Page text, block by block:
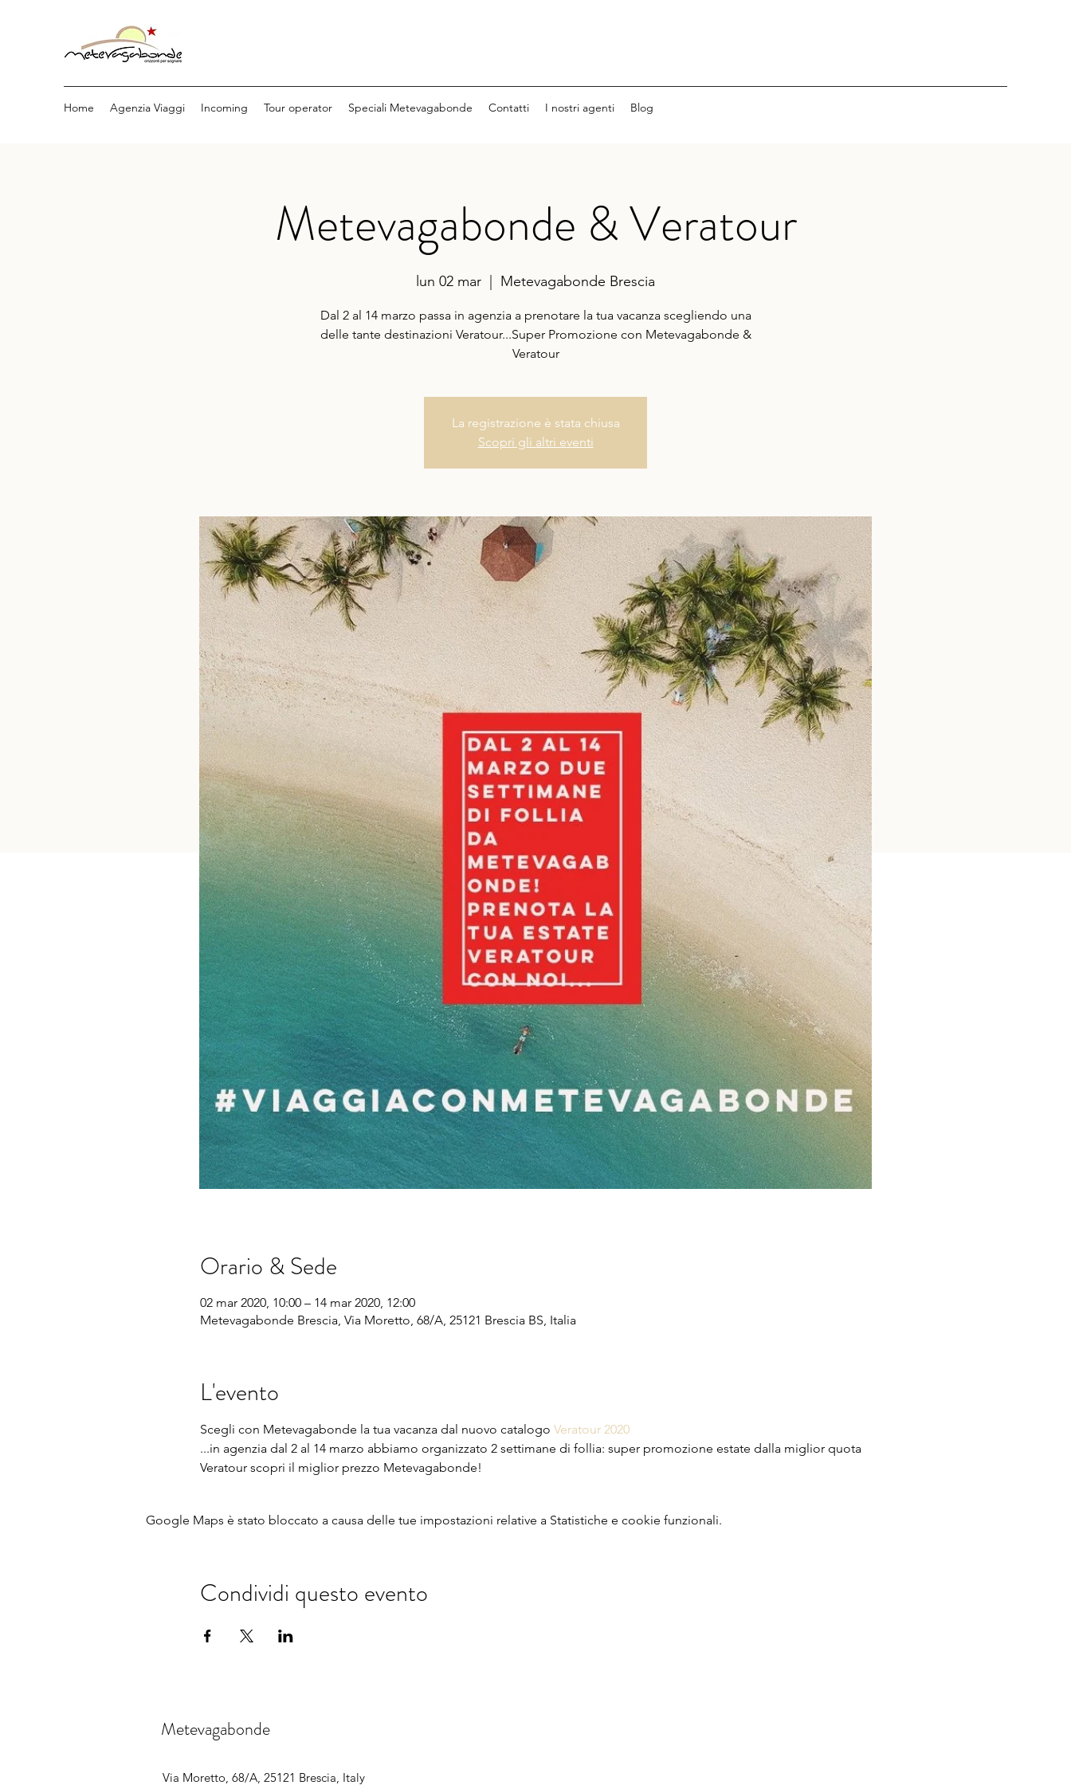
Home Agenzia Viaggi Incoming Tour operator Speciali Metevagabonde Contatti I nostri agenti Blog
Metevagabonde & Veratour
lun 02 mar Metevagabonde Brescia
Dal 2 al 14 marzo passa in agenzia a prenotare la tua vacanza scegliendo una
delle tante destinazioni Veratour...Super Promozione con Metevagabonde &
Veratour
La registrazione è stata chiusa
Scopri gli altri eventi
Orario & Sede
02 mar 2020, 10:00 – 14 mar 2020, 12:00
Metevagabonde Brescia, Via Moretto, 68/A, 25121 Brescia BS, Italia
L'evento
Scegli con Metevagabonde la tua vacanza dal nuovo catalogo Veratour 2020
...in agenzia dal 2 al 14 marzo abbiamo organizzato 2 settimane di follia: super promozione estate dalla miglior quota
Veratour scopri il miglior prezzo Metevagabonde!
Google Maps è stato bloccato a causa delle tue impostazioni relative a Statistiche e cookie funzionali.
Condividi questo evento
Metevagabonde
Via Moretto, 68/A, 25121 Brescia, Italy